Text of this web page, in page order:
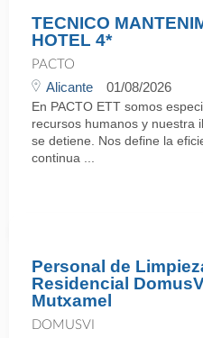
TECNICO
HOTEL 4*
PACTO
Alicante 01/08/2026
En PACTO ETT somos
recursos humanos y nuestra
se detiene. Nos define la
continua ...
Personal de
Residencial
Mutxamel
DOMUSVI